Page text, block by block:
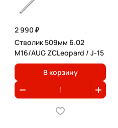
2 990 ₽
Стволик 509мм 6.02
M16/AUG ZCLeopard / J-15
В корзину